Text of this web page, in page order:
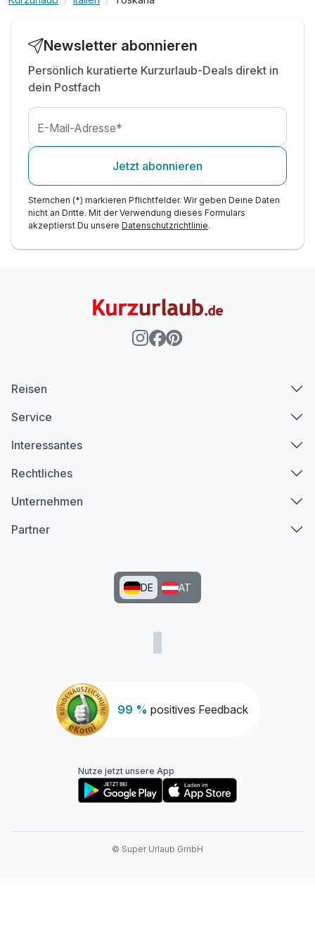
inkl. kostenfreiem Leihfahrrad*
inkl. eine Flasche Mineralwasser
inkl. Parkplatz & W-LAN Nutzung
Newsletter abonnieren
Persönlich kuratierte Kurzurlaub-Deals direkt in
dein Postfach
E-Mail-Adresse*
Jetzt abonnieren
Sternchen (*) markieren Pflichtfelder. Wir geben Deine Daten
nicht an Dritte. Mit der Verwendung dieses Formulars
akzeptierst Du unsere Datenschutzrichtlinie.
99 % positives Feedback
Reisen
Service
Interessantes
Rechtliches
Unternehmen
Partner
DE AT
Nutze jetzt unsere App
© Super Urlaub GmbH